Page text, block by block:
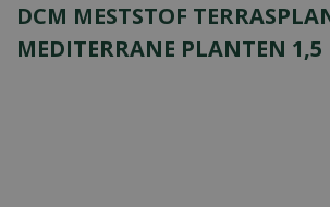
DCM MESTSTOF
MEDITERRANE PLANTEN 1,5